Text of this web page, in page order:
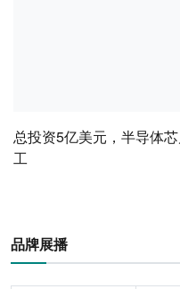
总投资5亿美元，半导体
工
品牌展播